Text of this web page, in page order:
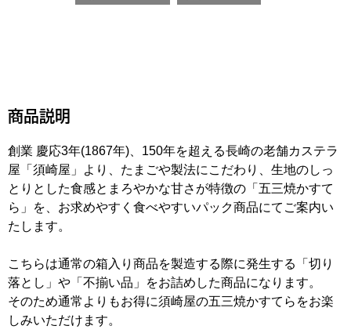
商品説明
創業 慶応3年(1867年)、150年を超える長崎の老舗カステラ
屋「須崎屋」より、たまごや製法にこだわり、 生地のしっ
とりとした食感とまろやかな甘さが特徴の「五三焼かすて
ら」を、お求めやすく食べやすいパック商品にてご案内い
たします。
こちらは通常の箱入り商品を製造する際に発生する「切り
落とし」や「不揃い品」をお詰めした商品になります。
そのため通常よりもお得に須崎屋の五三焼かすてらをお楽
しみいただけます。